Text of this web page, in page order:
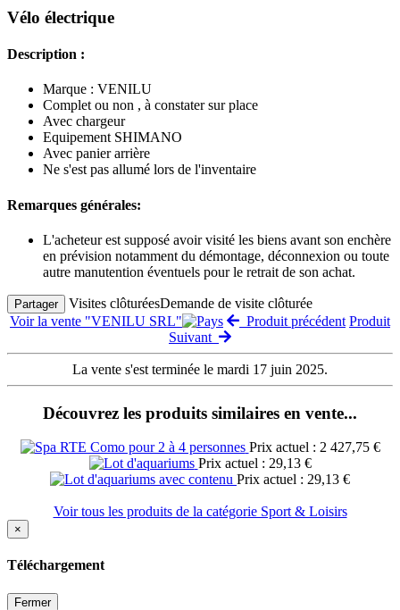
Vélo électrique
Description :
Marque : VENILU
Complet ou non , à constater sur place
Avec chargeur
Equipement SHIMANO
Avec panier arrière
Ne s'est pas allumé lors de l'inventaire
Remarques générales:
L'acheteur est supposé avoir visité les biens avant son enchère
en prévision notamment du démontage, déconnexion ou toute
autre manutention éventuels pour le retrait de son achat.
Partager Visites clôturéesDemande de visite clôturée
Voir la vente "VENILU SRL"
Produit précédent Produit
Suivant
La vente s'est terminée le mardi 17 juin 2025.
Découvrez les produits similaires en vente...
Prix actuel : 2 427,75 €
Prix actuel : 29,13 €
Prix actuel : 29,13 €
Voir tous les produits de la catégorie Sport & Loisirs
×
Téléchargement
Fermer